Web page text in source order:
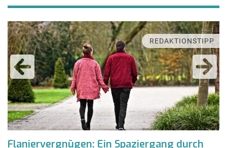
REDAKTIONSTIPP
Flaniervergnügen: Ein Spaziergang durch